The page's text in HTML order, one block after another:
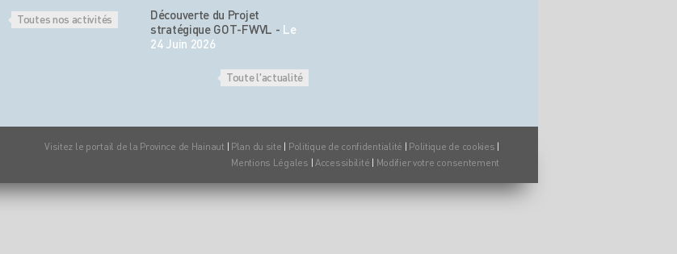
Toutes nos activités
Découverte du Projet
stratégique GOT-FWVL - Le
24 Juin 2026
Toute l'actualité
Visitez le portail de la Province de Hainaut | Plan du site | Politique de confidentialité | Politique de cookies |
Mentions Légales | Accessibilité | Modifier votre consentement